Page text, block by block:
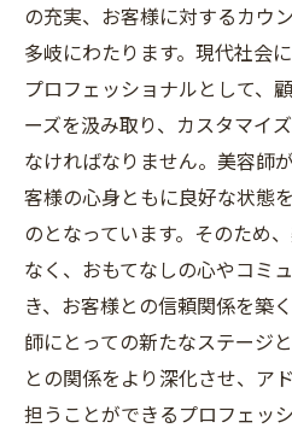
の充実、お客様に対するカウ
多岐にわたります。現代社会
プロフェッショナルとして、
ーズを汲み取り、カスタマイ
なければなりません。美容師
客様の心身ともに良好な状態
のとなっています。そのため
なく、おもてなしの心やコミ
き、お客様との信頼関係を築
師にとっての新たなステージ
との関係をより深化させ、ア
担うことができるプロフェッ